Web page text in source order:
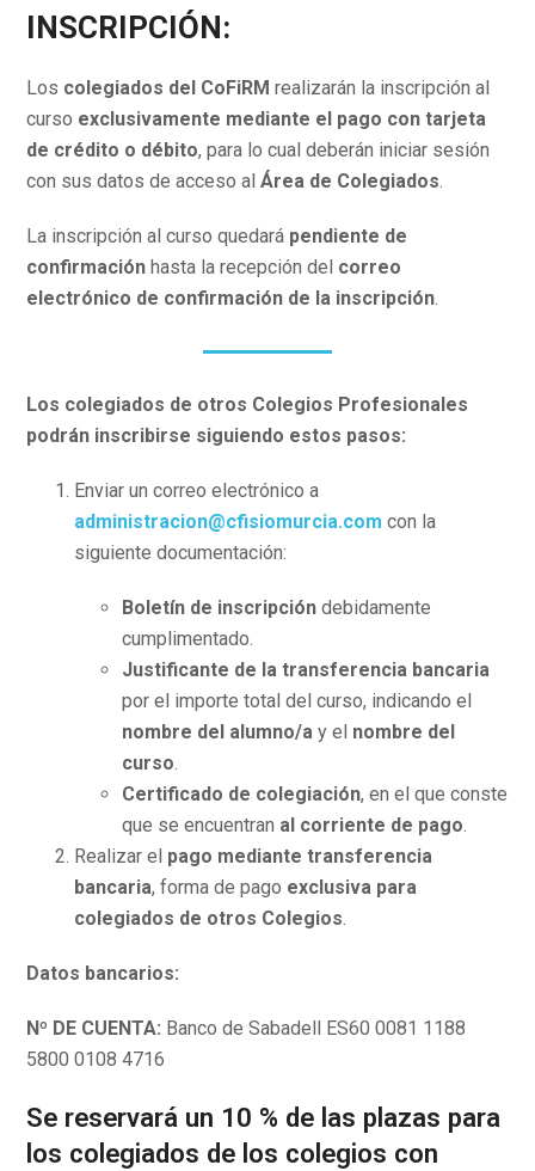
INSCRIPCIÓN:
Los colegiados del CoFiRM realizarán la inscripción al
curso exclusivamente mediante el pago con tarjeta
de crédito o débito, para lo cual deberán iniciar sesión
con sus datos de acceso alÁrea de Colegiados.
La inscripción al curso quedará pendiente de
confirmación hasta la recepción del correo
electrónico de confirmación de la inscripción.
Los colegiados de otros Colegios Profesionales
podrán inscribirse siguiendo estos pasos:
Enviar un correo electrónico a
administracion@cfisiomurcia.com con la
siguiente documentación:
Boletín de inscripción debidamente
cumplimentado.
Justificante de la transferencia bancaria
por el importe total del curso, indicando el
nombre del alumno/a y el nombre del
curso.
Certificado de colegiación, en el que conste
que se encuentran al corriente de pago.
Realizar el pago mediante transferencia
bancaria, forma de pago exclusiva para
colegiados de otros Colegios.
Datos bancarios:
Nº DE CUENTA: Banco de Sabadell ES60 0081 1188
5800 0108 4716
Se reservará un 10 % de las plazas para
los colegiados de los colegios con